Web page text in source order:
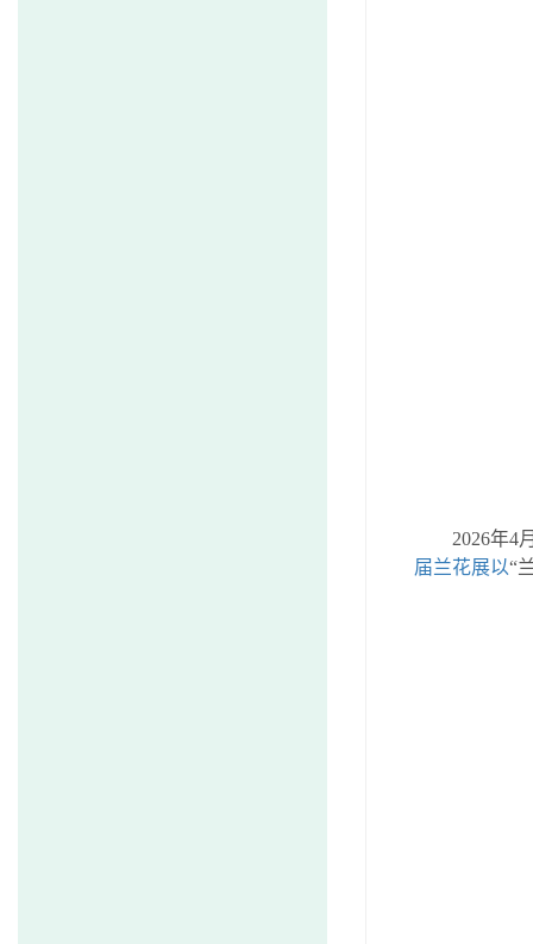
2026年4
届兰花展以“